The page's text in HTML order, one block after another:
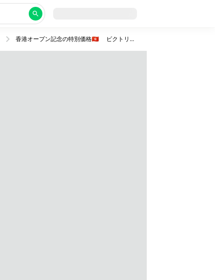
香港オープン記念の特別価格🇭🇰 ビクトリア湾が目の前のホテルに宿泊。中環へのアクセスも便利！